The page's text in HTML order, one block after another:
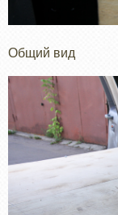
Общий вид